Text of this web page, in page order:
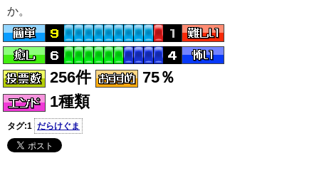
か。
256件
75％
1種類
タグ:1 だらけぐま